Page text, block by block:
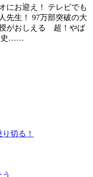
にお迎え！ テレビでも
生！ 97万部突破の大
がおしえる 超！やば
史……
切る！